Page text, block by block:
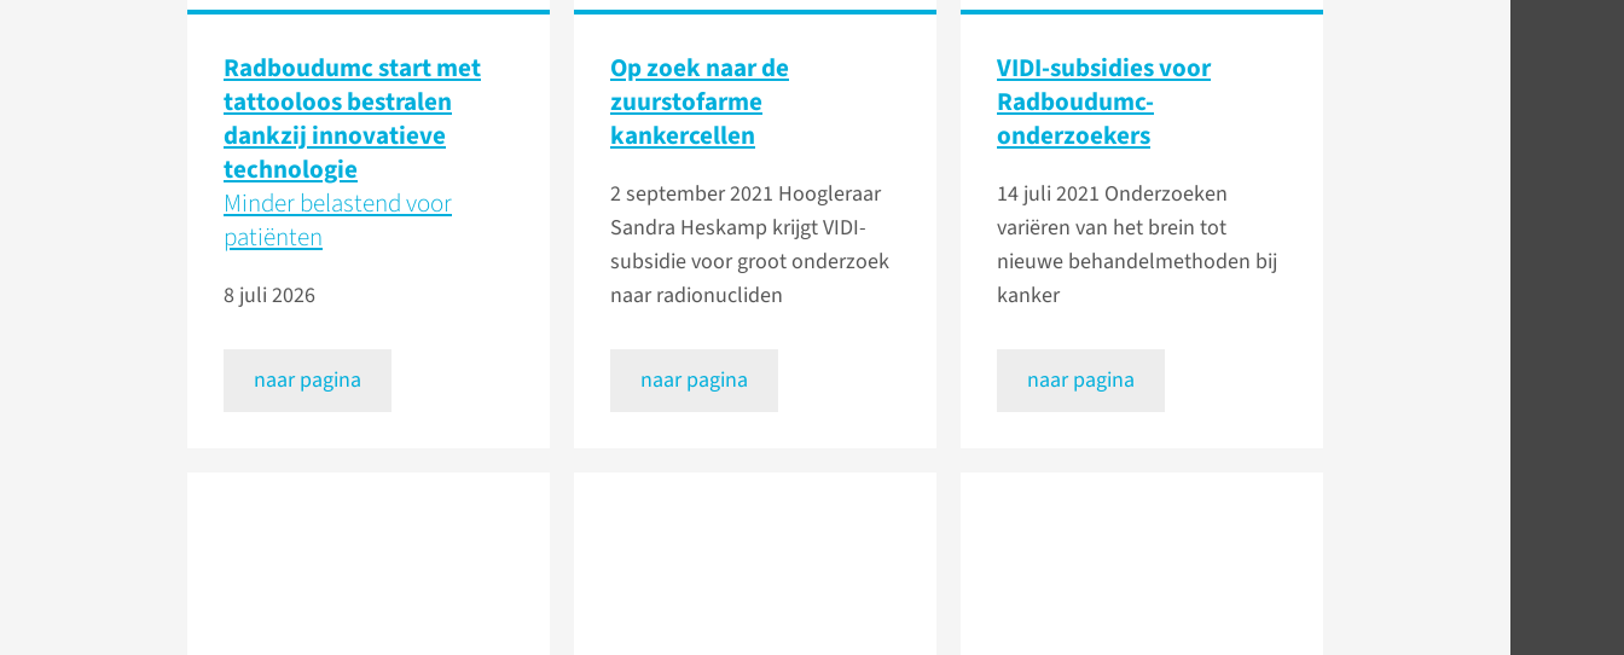
Radboudumc start met
tattooloos bestralen
dankzij innovatieve
technologie
Minder belastend voor
patiënten
8 juli 2026
naar pagina
Op zoek naar de
zuurstofarme
kankercellen
2 september 2021 Hoogleraar
Sandra Heskamp krijgt VIDI-
subsidie voor groot onderzoek
naar radionucliden
naar pagina
VIDI-subsidies voor
Radboudumc-
onderzoekers
14 juli 2021 Onderzoeken
variëren van het brein tot
nieuwe behandelmethoden bij
kanker
naar pagina